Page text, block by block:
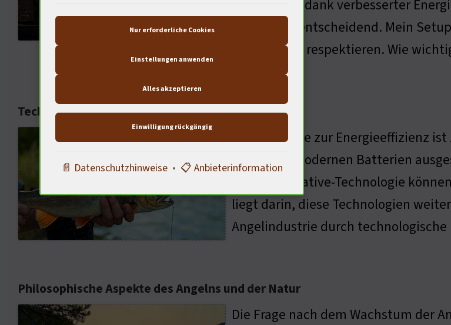
Angelzeiten dank verbesserter
Technik ist entscheidend. Mein
die Natur zu respektieren. Wie
Technologische Fortschritte in der Angelindustrie
Martins Frage zur Energieeffizienz
Boote mit modernen Batterien
Durch innovative-Technologie
liegt darin, diese Technologien
Angelindustrie durch
Philosophische Aspekte des Angelns und der Natur
Die Frage nach dem Wachstum der
Nur erforderliche Cookies
Einstellungen anwenden
Alles akzeptieren
Einwilligung rückgängig
📄 Datenschutzhinweise• 📋 Anbieterinformation